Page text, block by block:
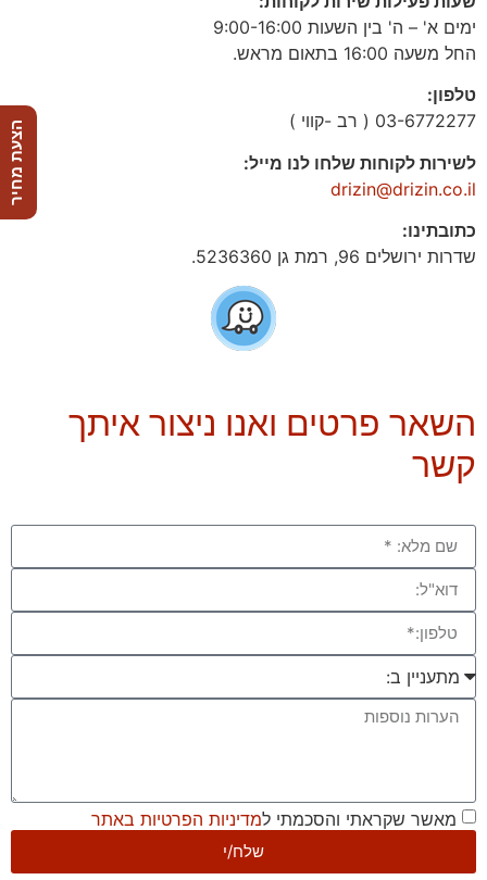
ימים א' – ה' בין השעות 9:00-16:00
החל משעה 16:00 בתאום מראש.
טלפון:
03-6772277 ( רב -קווי )
לשירות לקוחות שלחו לנו מייל:
drizin@drizin.co.il
כתובתינו:
שדרות ירושלים 96, רמת גן 5236360.
השאר פרטים ואנו ניצור איתך
קשר
מאשר שקראתי והסכמתי למדיניות הפרטיות באתר
שלח/י
הצעת מחיר